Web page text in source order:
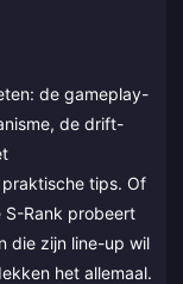
de gameplay-
de drift-
tips. Of
S-Rank probeert
die zijn line-up wil
het allemaal.